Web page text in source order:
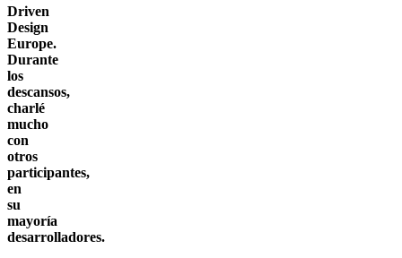
Driven
Design
Europe.
Durante
los
descansos,
charlé
mucho
con
otros
participantes,
en
su
mayoría
desarrolladores.